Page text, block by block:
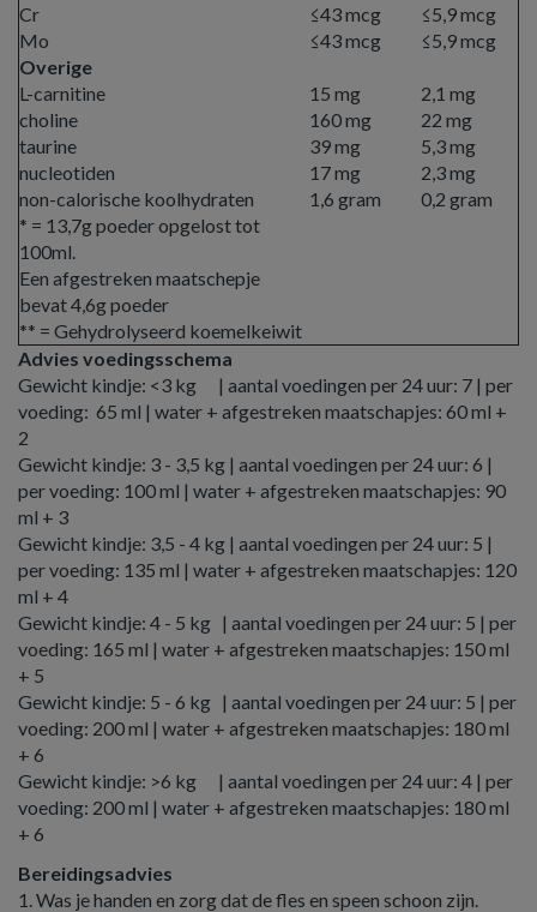
Cr
≤43 mcg
≤5,9 mcg
Mo
≤43 mcg
≤5,9 mcg
Overige
L-carnitine
15 mg
2,1 mg
choline
160 mg
22 mg
taurine
39 mg
5,3 mg
nucleotiden
17 mg
2,3 mg
non-calorische koolhydraten
1,6 gram
0,2 gram
* = 13,7g poeder opgelost tot
100ml.
Een afgestreken maatschepje
bevat 4,6g poeder
** = Gehydrolyseerd koemelkeiwit
Advies voedingsschema
Gewicht kindje: <3 kg | aantal voedingen per 24 uur: 7 | per
voeding: 65 ml | water + afgestreken maatschapjes: 60 ml +
2
Gewicht kindje: 3 - 3,5 kg | aantal voedingen per 24 uur: 6 |
per voeding: 100 ml | water + afgestreken maatschapjes: 90
ml + 3
Gewicht kindje: 3,5 - 4 kg | aantal voedingen per 24 uur: 5 |
per voeding: 135 ml | water + afgestreken maatschapjes: 120
ml + 4
Gewicht kindje: 4 - 5 kg | aantal voedingen per 24 uur: 5 | per
voeding: 165 ml | water + afgestreken maatschapjes: 150 ml
+ 5
Gewicht kindje: 5 - 6 kg | aantal voedingen per 24 uur: 5 | per
voeding: 200 ml | water + afgestreken maatschapjes: 180 ml
+ 6
Gewicht kindje: >6 kg | aantal voedingen per 24 uur: 4 | per
voeding: 200 ml | water + afgestreken maatschapjes: 180 ml
+ 6
Bereidingsadvies
1. Was je handen en zorg dat de fles en speen schoon zijn.